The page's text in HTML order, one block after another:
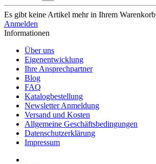
Es gibt keine Artikel mehr in Ihrem Warenkorb
Anmelden
Informationen
Über uns
Eigenentwicklung
Ihre Ansprechpartner
Blog
FAQ
Katalogbestellung
Newsletter Anmeldung
Versand und Kosten
Allgemeine Geschäftsbedingungen
Datenschutzerklärung
Impressum